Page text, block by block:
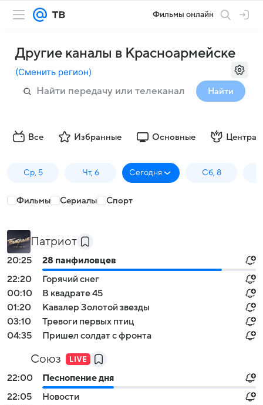
Фильмы онлайн
Другие каналы в Красноармейске
(Сменить регион)
Найти
Все Избранные Основные
Ср, 5 Чт, 6 Сегодня Сб, 8
Фильмы Сериалы Спорт
Патриот
20:25
28 панфиловцев
22:20
Горячий снег
00:10
В квадрате 45
01:20
Кавалер Золотой звезды
03:10
Тревоги первых птиц
04:35
Пришел солдат с фронта
Союз
22:00
Песнопение дня
22:05
Новости